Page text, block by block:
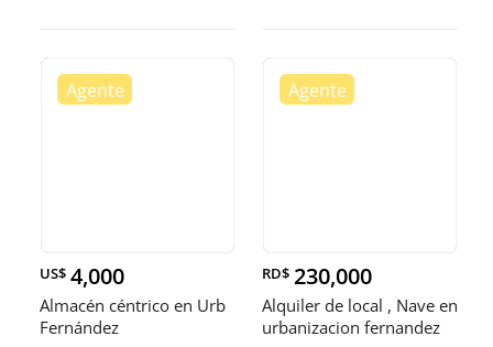
US$ 4,000
Almacén céntrico en Urb
Fernández
RD$ 230,000
Alquiler de local , Nave en
urbanizacion fernandez